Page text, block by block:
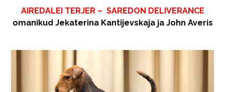
AIREDALEI TERJER – SAREDON DELIVERANCE
omanikud Jekaterina Kantijevskaja ja John Averis